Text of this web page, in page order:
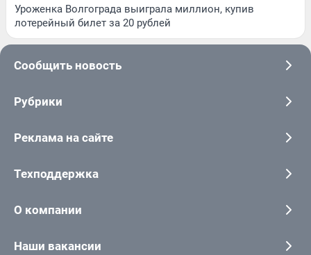
Уроженка Волгограда выиграла миллион, купив
лотерейный билет за 20 рублей
Сообщить новость
Рубрики
Реклама на сайте
Техподдержка
О компании
Наши вакансии